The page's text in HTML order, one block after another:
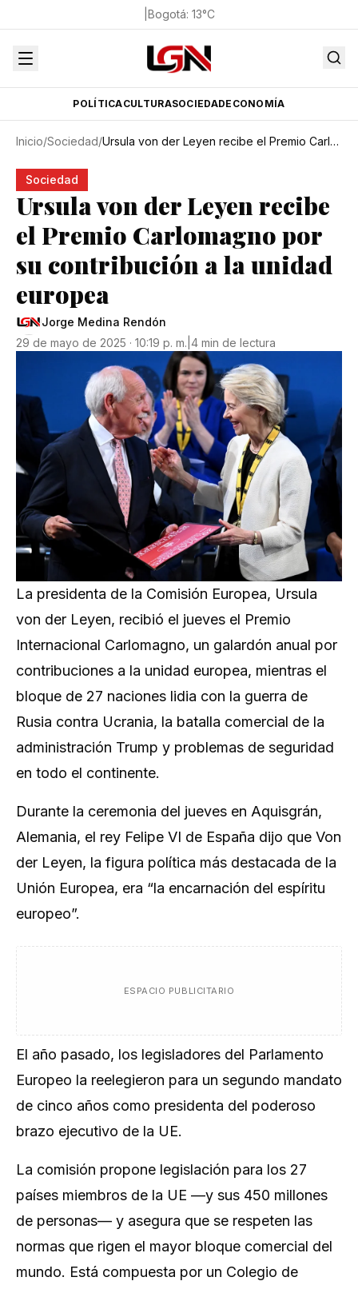
Bogotá: 13°C
POLÍTICACULTURASOCIEDADECONOMÍA
Inicio/Sociedad/ Ursula von der Leyen recibe el Premio Carlomagno por su contribución a la unidad europea
Sociedad
Ursula von der Leyen recibe
el Premio Carlomagno por
su contribución a la unidad
europea
Jorge Medina Rendón
29 de mayo de 2025 · 10:19 p. m. 4 min de lectura
La presidenta de la Comisión Europea, Ursula
von der Leyen, recibió el jueves el Premio
Internacional Carlomagno, un galardón anual por
contribuciones a la unidad europea, mientras el
bloque de 27 naciones lidia con la guerra de
Rusia contra Ucrania, la batalla comercial de la
administración Trump y problemas de seguridad
en todo el continente.
Durante la ceremonia del jueves en Aquisgrán,
Alemania, el rey Felipe VI de España dijo que Von
der Leyen, la figura política más destacada de la
Unión Europea, era “la encarnación del espíritu
europeo”.
ESPACIO PUBLICITARIO
El año pasado, los legisladores del Parlamento
Europeo la reelegieron para un segundo mandato
de cinco años como presidenta del poderoso
brazo ejecutivo de la UE.
La comisión propone legislación para los 27
países miembros de la UE —y sus 450 millones
de personas— y asegura que se respeten las
normas que rigen el mayor bloque comercial del
mundo. Está compuesta por un Colegio de